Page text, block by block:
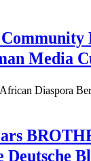
Media
Diaspora